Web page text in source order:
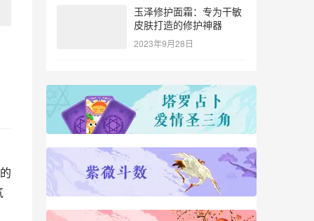
玉泽修护面霜：专为干敏
皮肤打造的修护神器
2023年9月28日